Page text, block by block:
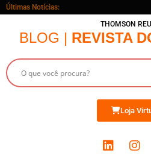
Últimas Notícias:
THOMSON
BLOG | REVISTA
Loja